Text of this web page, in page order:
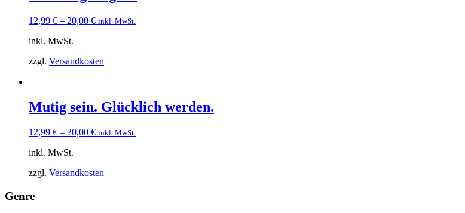
12,99 € – 20,00 € inkl. MwSt.
inkl. MwSt.
zzgl. Versandkosten
Mutig sein. Glücklich werden.
12,99 € – 20,00 € inkl. MwSt.
inkl. MwSt.
zzgl. Versandkosten
Genre